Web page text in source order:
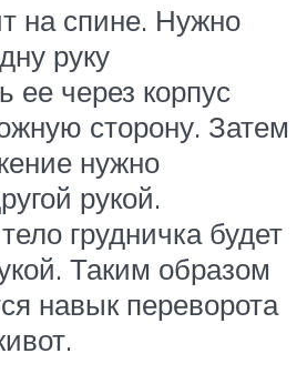
на спине. Нужно
руку
ее через корпус
сторону. Затем
нужно
рукой.
грудничка будет
Таким образом
навык переворота